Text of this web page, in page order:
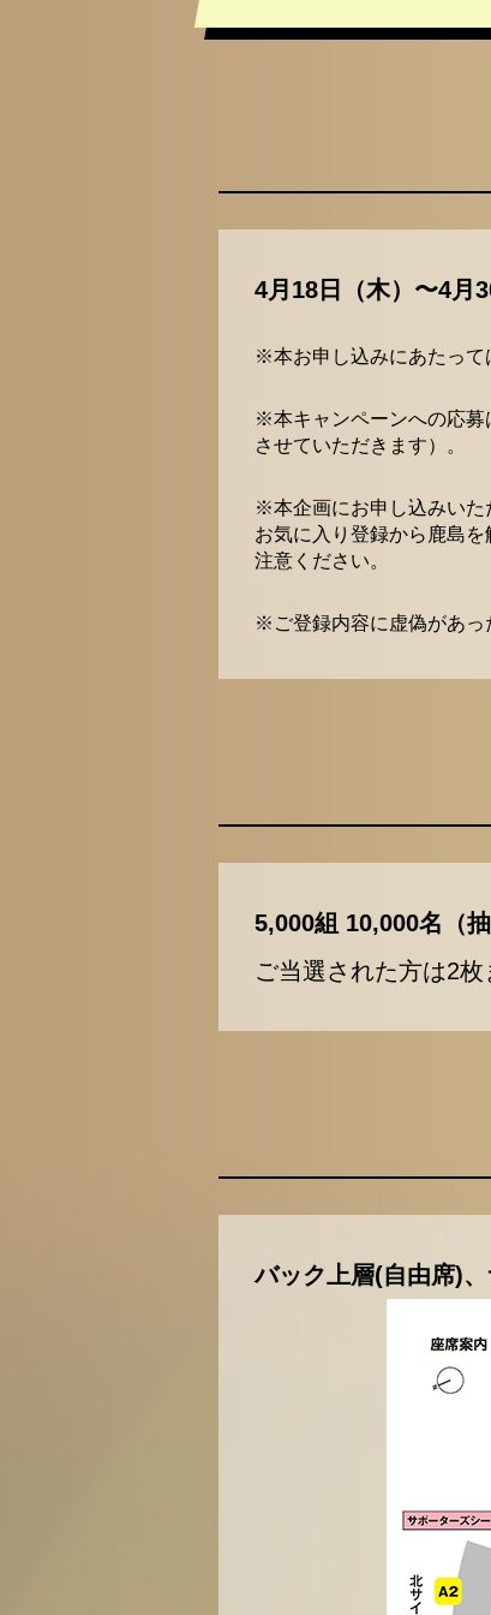
4月18日（木）〜4月
※本お申し込みにあたって
※本キャンペーンへの応募
させていただきます）。
※本企画にお申し込みいた
お気に入り登録から鹿島
注意ください。
※ご登録内容に虚偽があっ
5,000組 10,000名（
ご当選された方は2枚
バック上層(自由席)